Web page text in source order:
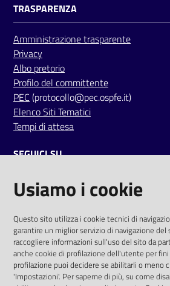
z
i
P
a
r
i
t
à
i
e
e
r
e
A
TRASPARENZA
Amministrazione trasparente
Privacy
Albo pretorio
Profilo del committente
PEC (protocollo@pec.ospfe.it)
Elenco Siti Tematici
Tempi di attesa
SEGUICI SU
twitterfacebookyoutube
AREA DIPENDENTI
Posta Elettronica Aziendale
Cloud aziendale(manuale di istruzioni)
Portale del Dipendente
Usiamo i cookie
Questo sito utilizza i cookie tecnici di
garantire un miglior servizio di navigazione
raccogliere informazioni sull'uso del sito da
anche cookie di profilazione dell'utente per
profilazione puoi decidere se abilitarli o meno
'Impostazioni'. Per saperne di più, su come